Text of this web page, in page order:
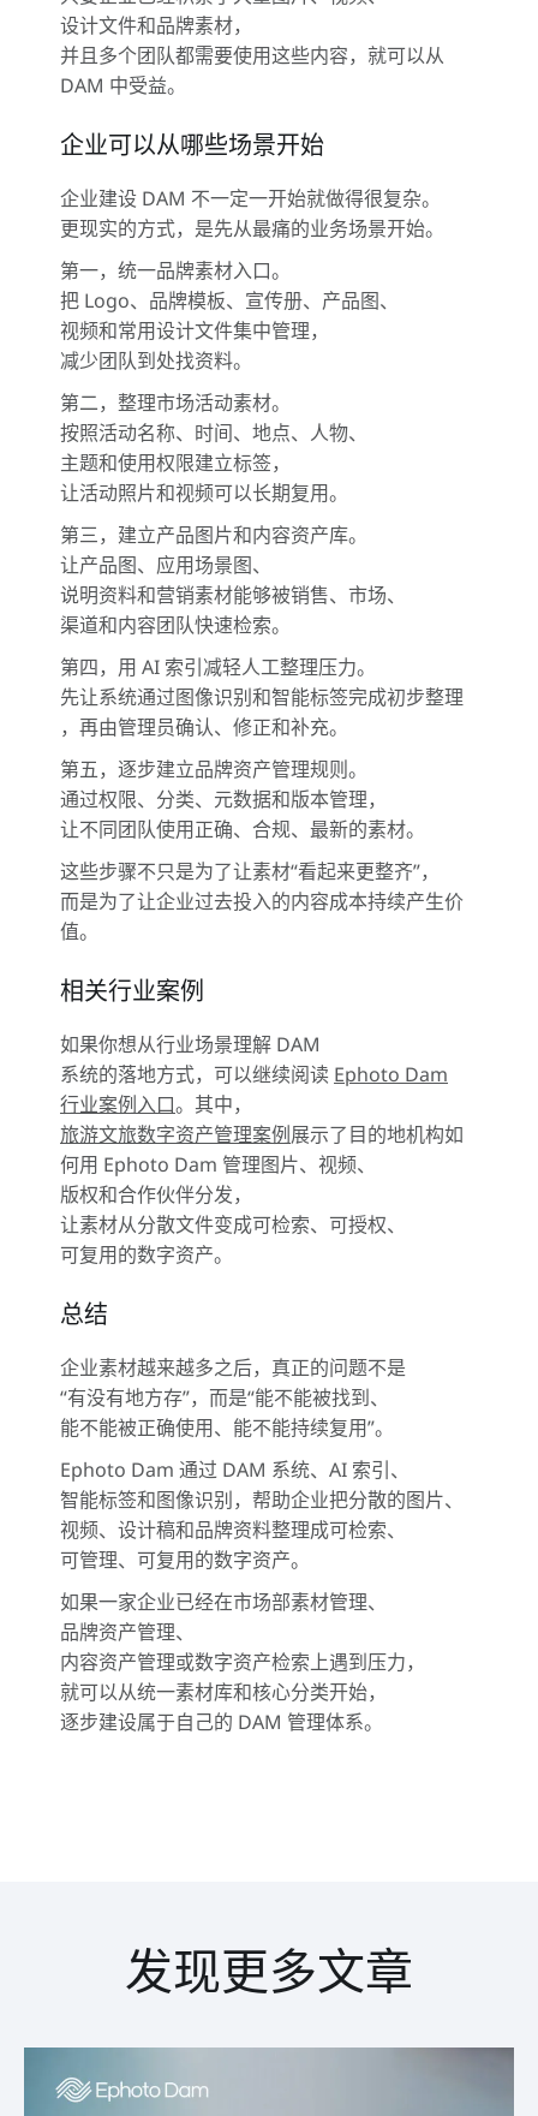
设计文件和品牌素材，
并且多个团队都需要使用这些内容，就可以从
DAM 中受益。
企业可以从哪些场景开始
企业建设 DAM 不一定一开始就做得很复杂。
更现实的方式，是先从最痛的业务场景开始。
第一，统一品牌素材入口。
把 Logo、品牌模板、宣传册、产品图、
视频和常用设计文件集中管理，
减少团队到处找资料。
第二，整理市场活动素材。
按照活动名称、时间、地点、人物、
主题和使用权限建立标签，
让活动照片和视频可以长期复用。
第三，建立产品图片和内容资产库。
让产品图、应用场景图、
说明资料和营销素材能够被销售、市场、
渠道和内容团队快速检索。
第四，用 AI 索引减轻人工整理压力。
先让系统通过图像识别和智能标签完成初步整理
，再由管理员确认、修正和补充。
第五，逐步建立品牌资产管理规则。
通过权限、分类、元数据和版本管理，
让不同团队使用正确、合规、最新的素材。
这些步骤不只是为了让素材“看起来更整齐”，
而是为了让企业过去投入的内容成本持续产生价
值。
相关行业案例
如果你想从行业场景理解 DAM
系统的落地方式，可以继续阅读 Ephoto Dam
行业案例入口。其中，
旅游文旅数字资产管理案例展示了目的地机构如
何用 Ephoto Dam 管理图片、视频、
版权和合作伙伴分发，
让素材从分散文件变成可检索、可授权、
可复用的数字资产。
总结
企业素材越来越多之后，真正的问题不是
“有没有地方存”，而是“能不能被找到、
能不能被正确使用、能不能持续复用”。
Ephoto Dam 通过 DAM 系统、AI 索引、
智能标签和图像识别，帮助企业把分散的图片、
视频、设计稿和品牌资料整理成可检索、
可管理、可复用的数字资产。
如果一家企业已经在市场部素材管理、
品牌资产管理、
内容资产管理或数字资产检索上遇到压力，
就可以从统一素材库和核心分类开始，
逐步建设属于自己的 DAM 管理体系。
发现更多文章